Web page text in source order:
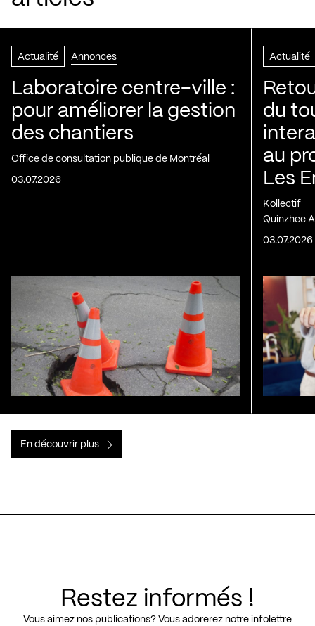
Actualité Annonces
Laboratoire centre-ville :
pour améliorer la gestion
des chantiers
Office de consultation publique de Montréal
03.07.2026
Actualité
du
au
Les
Kollectif
Quinzhee
03.07.2026
En découvrir plus
Restez informés !
Vous aimez nos publications? Vous adorerez notre infolettre